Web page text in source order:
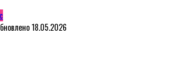
18.05.2026